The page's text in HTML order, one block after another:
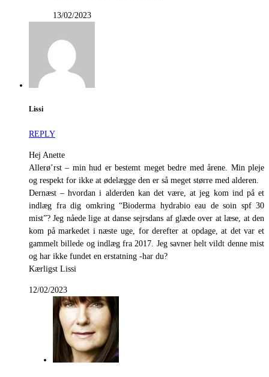
13/02/2023
Lissi
REPLY
Hej Anette
Allerø’rst – min hud er bestemt meget bedre med årene. Min pleje
og respekt for ikke at ødelægge den er så meget større med alderen.
Dernæst – hvordan i alderden kan det være, at jeg kom ind på et
indlæg fra dig omkring “Bioderma hydrabio eau de soin spf 30
mist”? Jeg nåede lige at danse sejrsdans af glæde over at læse, at den
kom på markedet i næste uge, for derefter at opdage, at det var et
gammelt billede og indlæg fra 2017. Jeg savner helt vildt denne mist
og har ikke fundet en erstatning -har du?
Kærligst Lissi
12/02/2023